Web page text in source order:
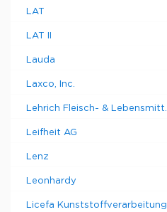
LAT
LAT II
Lauda
Laxco, Inc.
Lehrich Fleisch- & Lebensmitt.
Leifheit AG
Lenz
Leonhardy
Licefa Kunststoffverarbeitung